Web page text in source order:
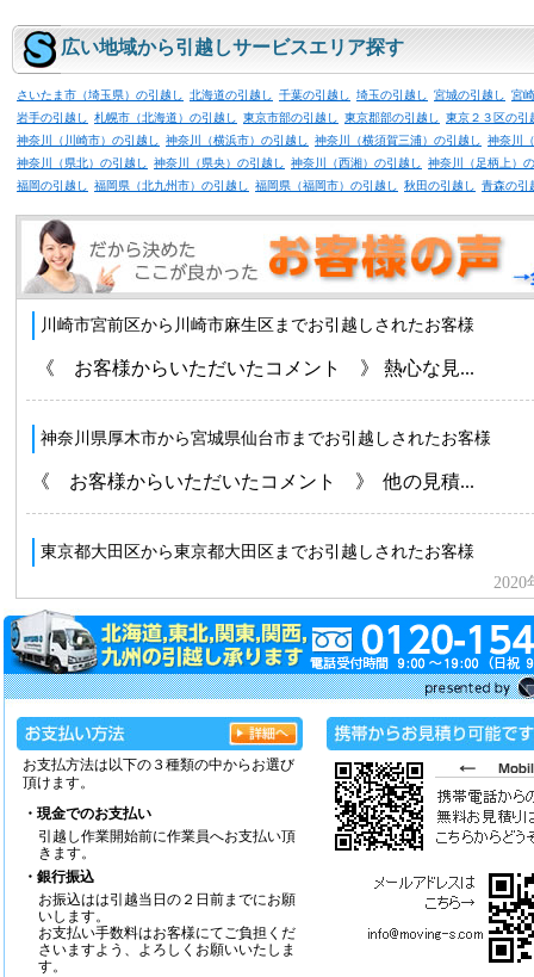
広い地域から引越しサービスエリア探す
さいたま市（埼玉県）の引越し 北海道の引越し 千葉の引越し 埼玉の引越し 宮城の引越し
宮
岩手の引越し
札幌市（北海道）の引越し 東京市部の引越し 東京郡部の引越し
東京２３区の引
神奈川（川崎市）の引越し
神奈川（横浜市）の引越し 神奈川（横須賀三浦）の引越し
神奈川
神奈川（県北）の引越し
神奈川（県央）の引越し 神奈川（西湘）の引越し
神奈川（足柄上）
福岡の引越し
福岡県（北九州市）の引越し 福岡県（福岡市）の引越し 秋田の引越し 青森の引
お支払方法は以下の３種類の中からお選び
頂けます。
・現金でのお支払い
引越し作業開始前に作業員へお支払い頂
きます。
・銀行振込
お振込はは引越当日の２日前までにお願
いします。
お支払い手数料はお客様にてご負担くだ
さいますよう、よろしくお願いいたしま
す。